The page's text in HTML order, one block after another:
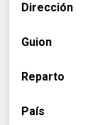
Dirección
Guion
Reparto
País